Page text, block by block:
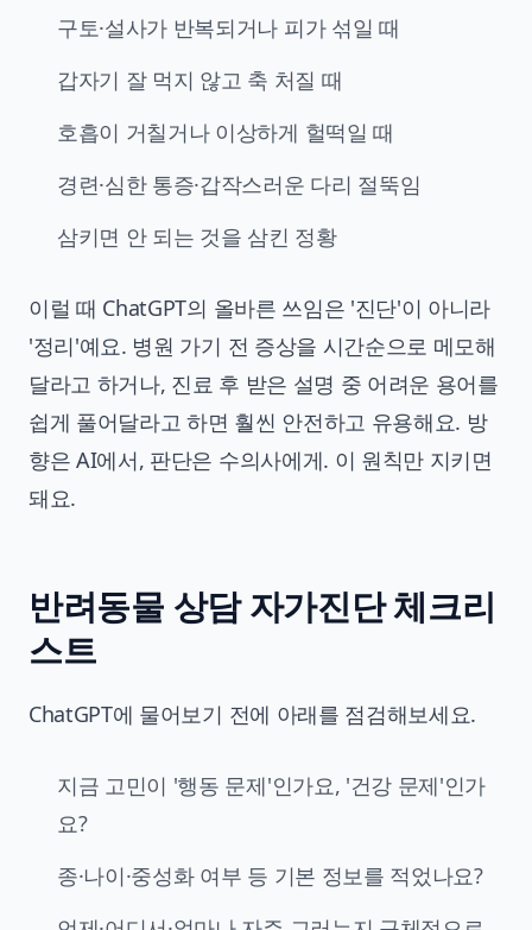
구토·설사가 반복되거나 피가 섞일 때
갑자기 잘 먹지 않고 축 처질 때
호흡이 거칠거나 이상하게 헐떡일 때
경련·심한 통증·갑작스러운 다리 절뚝임
삼키면 안 되는 것을 삼킨 정황
이럴 때 ChatGPT의 올바른 쓰임은 '진단'이 아니라
'정리'예요. 병원 가기 전 증상을 시간순으로 메모해
달라고 하거나, 진료 후 받은 설명 중 어려운 용어를
쉽게 풀어달라고 하면 훨씬 안전하고 유용해요. 방
향은 AI에서, 판단은 수의사에게. 이 원칙만 지키면
돼요.
반려동물 상담 자가진단 체크리
스트
ChatGPT에 물어보기 전에 아래를 점검해보세요.
지금 고민이 '행동 문제'인가요, '건강 문제'인가
요?
종·나이·중성화 여부 등 기본 정보를 적었나요?